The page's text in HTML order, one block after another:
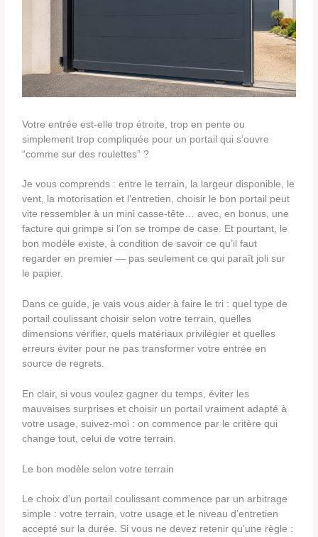
Votre entrée est-elle trop étroite, trop en pente ou
simplement trop compliquée pour un portail qui s’ouvre
“comme sur des roulettes” ?
Je vous comprends : entre le terrain, la largeur disponible, le
vent, la motorisation et l’entretien, choisir le bon portail peut
vite ressembler à un mini casse-tête… avec, en bonus, une
facture qui grimpe si l’on se trompe de case. Et pourtant, le
bon modèle existe, à condition de savoir ce qu’il faut
regarder en premier — pas seulement ce qui paraît joli sur
le papier.
Dans ce guide, je vais vous aider à faire le tri : quel type de
portail coulissant choisir selon votre terrain, quelles
dimensions vérifier, quels matériaux privilégier et quelles
erreurs éviter pour ne pas transformer votre entrée en
source de regrets.
En clair, si vous voulez gagner du temps, éviter les
mauvaises surprises et choisir un portail vraiment adapté à
votre usage, suivez-moi : on commence par le critère qui
change tout, celui de votre terrain.
Le bon modèle selon votre terrain
Le choix d’un portail coulissant commence par un arbitrage
simple : votre terrain, votre usage et le niveau d’entretien
accepté sur la durée. Si vous ne devez retenir qu’une règle :